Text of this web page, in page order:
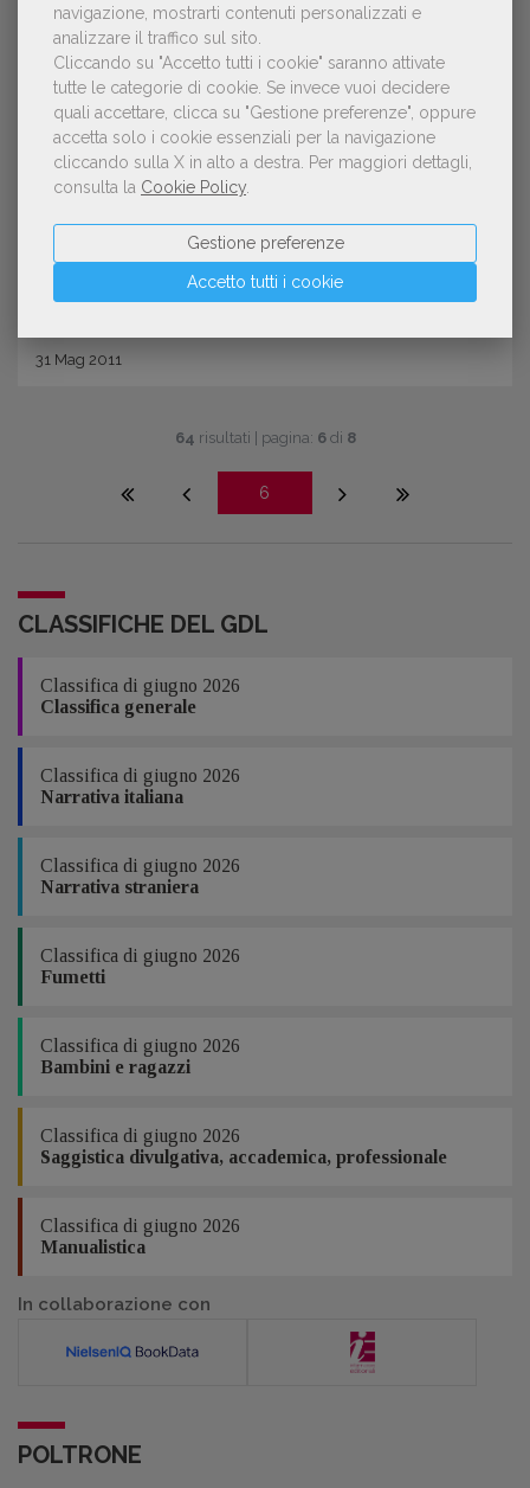
navigazione, mostrarti contenuti personalizzati e
analizzare il traffico sul sito.
Cliccando su "Accetto tutti i cookie" saranno attivate
tutte le categorie di cookie. Se invece vuoi decidere
quali accettare, clicca su "Gestione preferenze", oppure
accetta solo i cookie essenziali per la navigazione
cliccando sulla X in alto a destra.
Per maggiori dettagli,
consulta la Cookie Policy
Accetto tutti i cookie
Gestione preferenze
NORMATIVA
Rinnovato il C.c.n.l per i dipendenti
delle aziende grafiche ed editoriali
anche multimediali
31 Mag 2011
64 risultati | pagina: 6di 8
6
CLASSIFICHE DEL GDL
Classifica di giugno 2026
Classifica generale
Classifica di giugno 2026
Narrativa italiana
Classifica di giugno 2026
Narrativa straniera
Classifica di giugno 2026
Fumetti
Classifica di giugno 2026
Bambini e ragazzi
Classifica di giugno 2026
Saggistica divulgativa, accademica, professionale
Classifica di giugno 2026
Manualistica
In collaborazione con
POLTRONE